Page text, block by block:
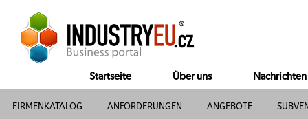
Startseite Über uns Nachrichten
FIRMENKATALOG ANFORDERUNGEN ANGEBOTE